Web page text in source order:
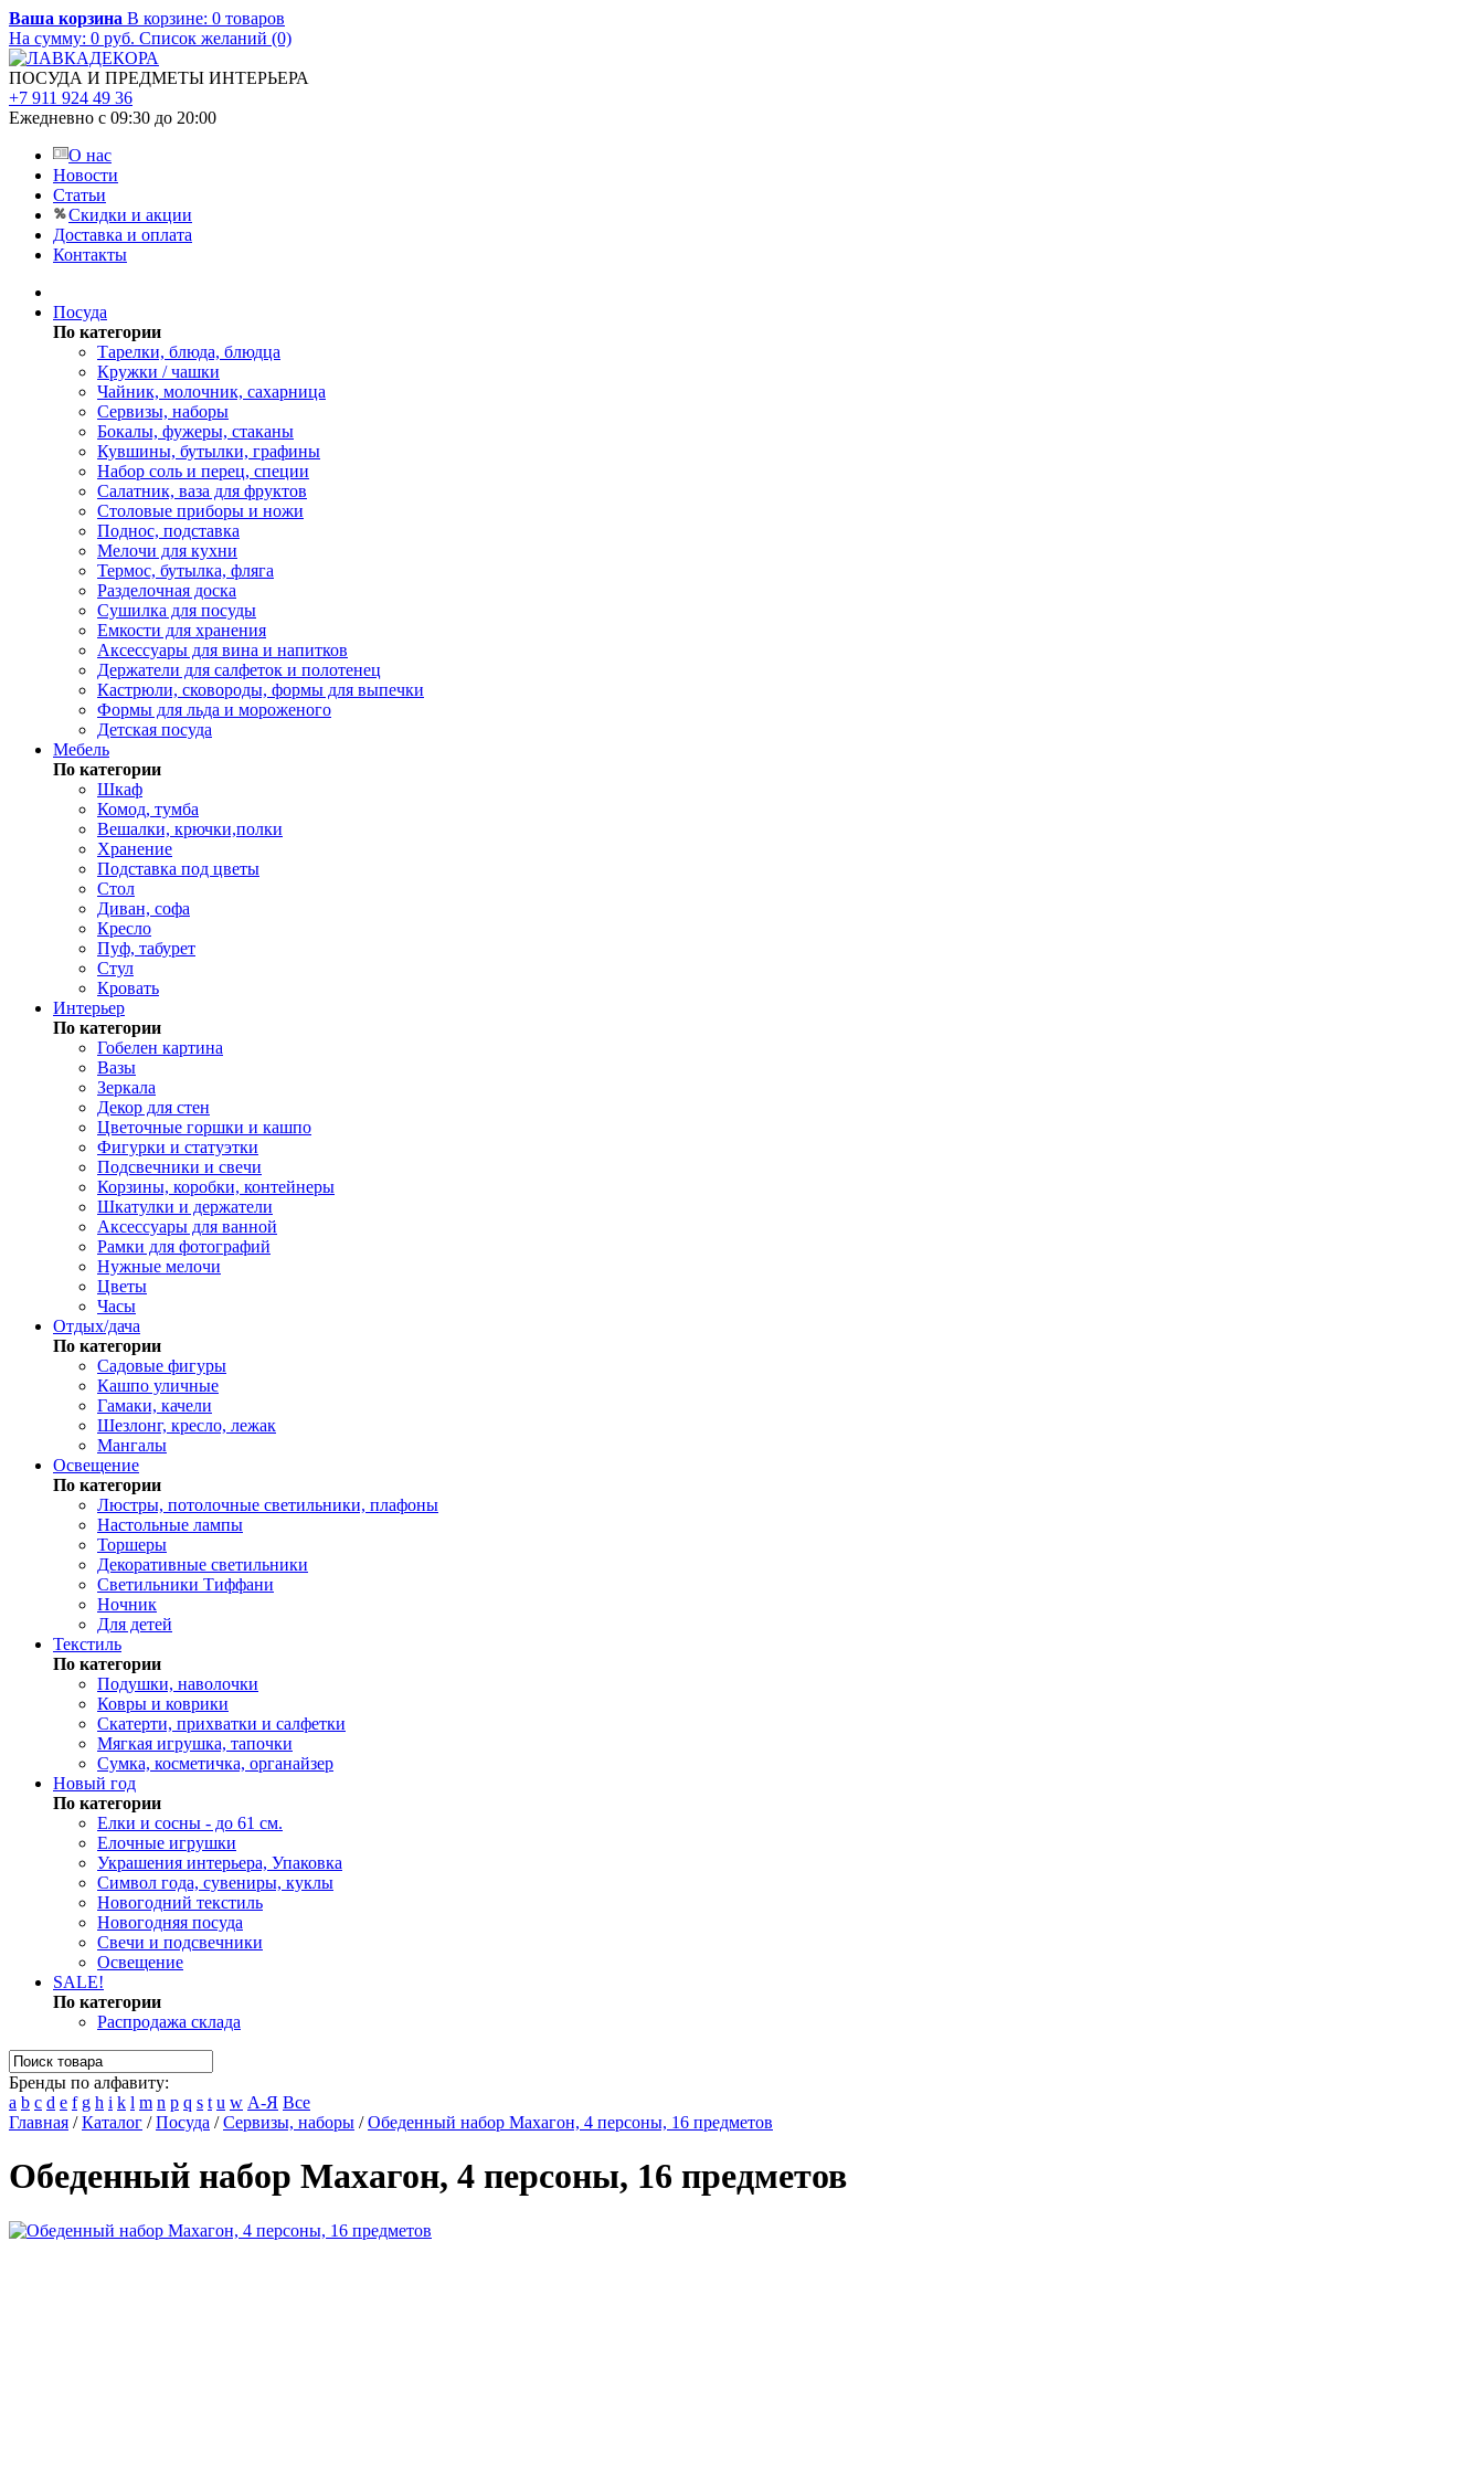
Ваша корзина В корзине: 0 товаров
На сумму: 0 руб. Список желаний (0)
ПОСУДА И ПРЕДМЕТЫ ИНТЕРЬЕРА
+7 911 924 49 36
Ежедневно с 09:30 до 20:00
О нас
Новости
Статьи
Скидки и акции
Доставка и оплата
Контакты
Посуда
По категории
Тарелки, блюда, блюдца
Кружки / чашки
Чайник, молочник, сахарница
Сервизы, наборы
Бокалы, фужеры, стаканы
Кувшины, бутылки, графины
Набор соль и перец, специи
Салатник, ваза для фруктов
Столовые приборы и ножи
Поднос, подставка
Мелочи для кухни
Термос, бутылка, фляга
Разделочная доска
Сушилка для посуды
Емкости для хранения
Аксессуары для вина и напитков
Держатели для салфеток и полотенец
Кастрюли, сковороды, формы для выпечки
Формы для льда и мороженого
Детская посуда
Мебель
По категории
Шкаф
Комод, тумба
Вешалки, крючки,полки
Хранение
Подставка под цветы
Стол
Диван, софа
Кресло
Пуф, табурет
Стул
Кровать
Интерьер
По категории
Гобелен картина
Вазы
Зеркала
Декор для стен
Цветочные горшки и кашпо
Фигурки и статуэтки
Подсвечники и свечи
Корзины, коробки, контейнеры
Шкатулки и держатели
Аксессуары для ванной
Рамки для фотографий
Нужные мелочи
Цветы
Часы
Отдых/дача
По категории
Садовые фигуры
Кашпо уличные
Гамаки, качели
Шезлонг, кресло, лежак
Мангалы
Освещение
По категории
Люстры, потолочные светильники, плафоны
Настольные лампы
Торшеры
Декоративные светильники
Светильники Тиффани
Ночник
Для детей
Текстиль
По категории
Подушки, наволочки
Ковры и коврики
Скатерти, прихватки и салфетки
Мягкая игрушка, тапочки
Сумка, косметичка, органайзер
Новый год
По категории
Елки и сосны - до 61 см.
Елочные игрушки
Украшения интерьера, Упаковка
Символ года, сувениры, куклы
Новогодний текстиль
Новогодняя посуда
Свечи и подсвечники
Освещение
SALE!
По категории
Распродажа склада
Бренды по алфавиту:
a b c d e f g h i k l m n p q s t u w А-Я Все
Главная /Каталог /Посуда /Сервизы, наборы /Обеденный набор Махагон, 4 персоны, 16 предметов
Обеденный набор Махагон, 4 персоны, 16 предметов